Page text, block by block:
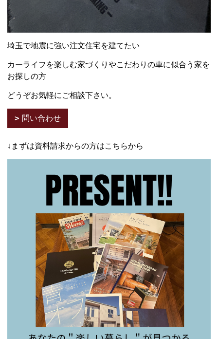
埼玉で地震に強い注文住宅を建てたい
カーライフを楽しむ家づくりやこだわりの車に似合う家を
お探しの方
どうぞお気軽にご相談下さい。
問い合わせ
↓まずは資料請求からの方はこちらから